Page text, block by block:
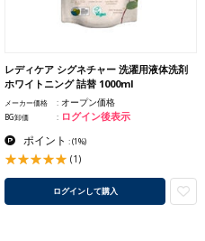
レディケア シグネチャー 洗濯用液体洗剤
ホワイトニング 詰替 1000ml
メーカー価格 オープン価格
BG卸価 ログイン後表示
ポイント :(1%)
(1)
ログインして購入